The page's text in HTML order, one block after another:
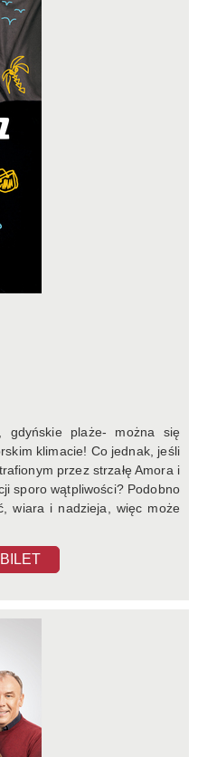
gdyńskie plaże- można się
klimacie! Co jednak, jeśli
przez strzałę Amora i
sporo wątpliwości? Podobno
wiara i nadzieja, więc może